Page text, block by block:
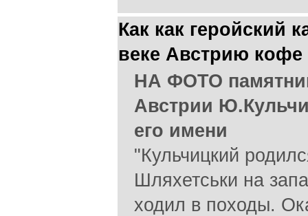
Как как геройский
веке Австрию кофе
НА ФОТО
Австрии
его имени
"Кульчицкий
Шляхетськи на
ходил в походы.